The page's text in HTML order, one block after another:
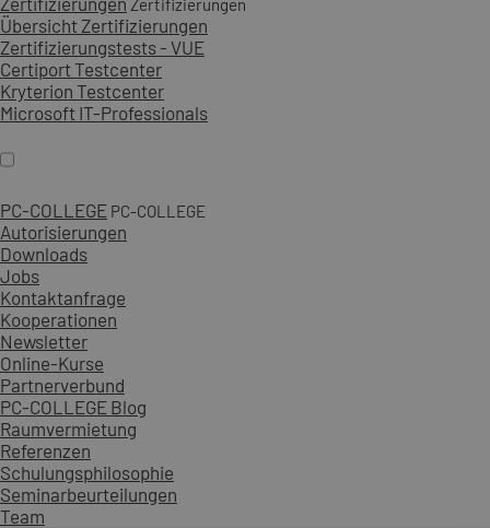
Zertifizierungen
Übersicht Zertifizierungen
Zertifizierungstests - VUE
Certiport Testcenter
Kryterion Testcenter
Microsoft IT-Professionals
PC-COLLEGE PC-COLLEGE
Autorisierungen
Downloads
Jobs
Kontaktanfrage
Kooperationen
Newsletter
Online-Kurse
Partnerverbund
PC-COLLEGE Blog
Raumvermietung
Referenzen
Schulungsphilosophie
Seminarbeurteilungen
Team